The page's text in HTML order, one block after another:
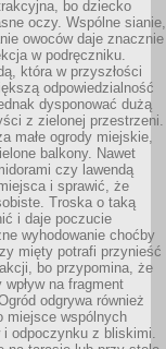
bo dziecko
oczy. Wspólne sianie,
owoców daje znacznie
w podręczniku.
która w przyszłości
odpowiedzialność
dysponować dużą
z zielonej przestrzeni.
małe ogrody miejskie,
balkony. Nawet
czy lawendą
i sprawić, że
Troska o taką
i daje poczucie
wyhodowanie choćby
mięty potrafi przynieść
bo przypomina, że
na fragment
odgrywa również
miejsce wspólnych
i odpoczynku z bliskimi.